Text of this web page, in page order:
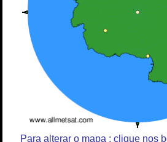
Para alterar o mapa : clique nos